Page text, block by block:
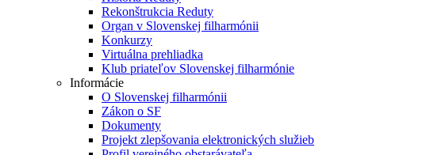
Rekonštrukcia Reduty
Organ v Slovenskej filharmónii
Konkurzy
Virtuálna prehliadka
Klub priateľov Slovenskej filharmónie
Informácie
O Slovenskej filharmónii
Zákon o SF
Dokumenty
Projekt zlepšovania elektronických služieb